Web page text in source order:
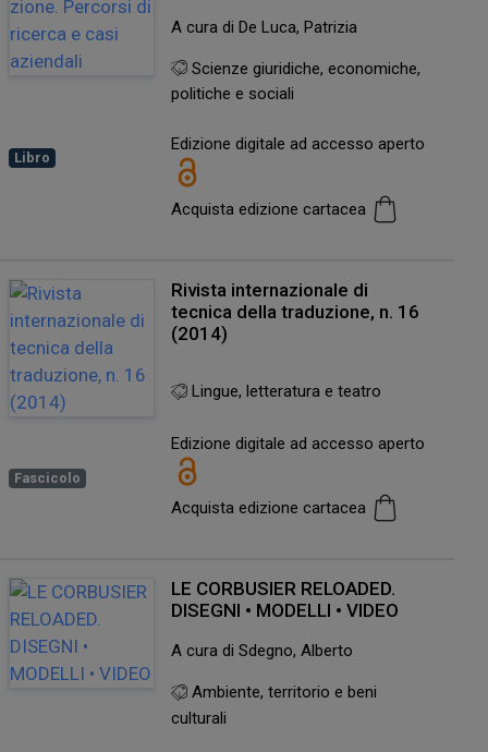
Libro
A cura di De Luca, Patrizia
Scienze giuridiche, economiche,
politiche e sociali
Edizione digitale ad accesso aperto
Acquista edizione cartacea
Fascicolo
Rivista internazionale di
tecnica della traduzione, n. 16
(2014)
Lingue, letteratura e teatro
Edizione digitale ad accesso aperto
Acquista edizione cartacea
LE CORBUSIER RELOADED.
DISEGNI • MODELLI • VIDEO
A cura di Sdegno, Alberto
Ambiente, territorio e beni
culturali